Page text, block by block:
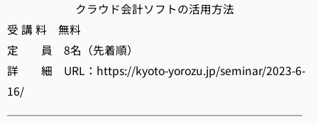
クラウド会計ソフトの活用方法
受 講 料 無料
定 員 8名（先着順）
詳 細 URL：https://kyoto-yorozu.jp/seminar/2023-6-
16/
──────────────────────────